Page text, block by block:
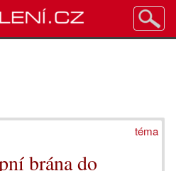
téma
brána do